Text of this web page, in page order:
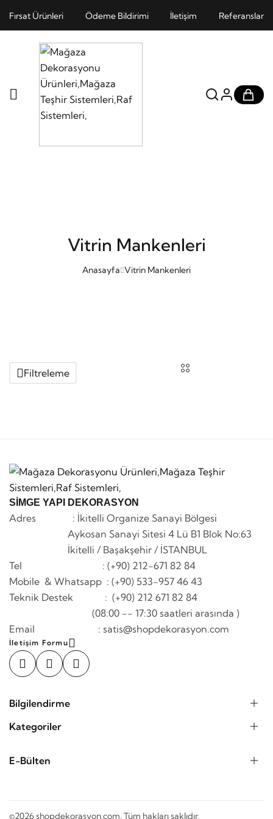
Fırsat Ürünleri Ödeme Bildirimi İletişim Referanslar
Vitrin Mankenleri
Anasayfa Vitrin Mankenleri
Filtreleme
SİMGE YAPI DEKORASYON
Adres : İkitelli Organize Sanayi Bölgesi
Aykosan Sanayi Sitesi 4 Lü B1 Blok No:63
İkitelli / Başakşehir / İSTANBUL
Tel : (+90) 212-671 82 84
Mobile & Whatsapp : (+90) 533-957 46 43
Teknik Destek : (+90) 212 671 82 84
(08:00 -- 17:30 saatleri arasında )
Email : satis@shopdekorasyon.com
İletişim Formu
Bilgilendirme
Kategoriler
E-Bülten
©2026 shopdekorasyon.com. Tüm hakları saklıdır.